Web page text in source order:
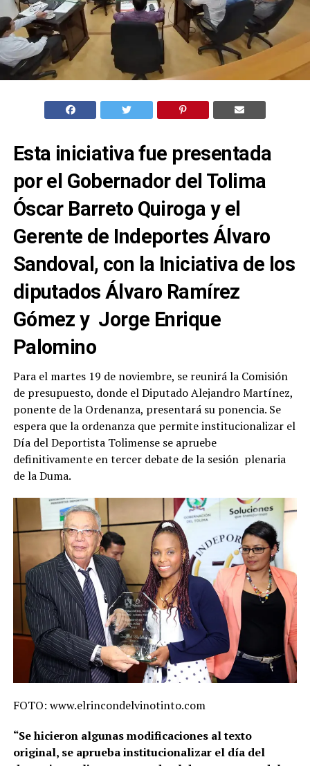
Esta iniciativa fue presentada
por el Gobernador del Tolima
Óscar Barreto Quiroga y el
Gerente de Indeportes Álvaro
Sandoval, con la Iniciativa de los
diputados Álvaro Ramírez
Gómez y Jorge Enrique
Palomino
Para el martes 19 de noviembre, se reunirá la Comisión
de presupuesto, donde el Diputado Alejandro Martínez,
ponente de la Ordenanza, presentará su ponencia. Se
espera que la ordenanza que permite institucionalizar el
Día del Deportista Tolimense se apruebe
definitivamente en tercer debate de la sesión plenaria
de la Duma.
FOTO: www.elrincondelvinotinto.com
“Se hicieron algunas modificaciones al texto
original, se aprueba institucionalizar el día del